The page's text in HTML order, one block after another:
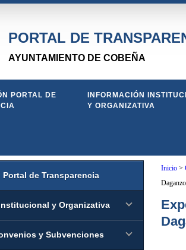
PORTAL DE
AYUNTAMIENTO DE COBEÑA
PORTAL DE
INFORMACIÓN
Y ORGANIZATIVA
Portal de Transparencia
y Organizativa
y Subvenciones
Inicio>